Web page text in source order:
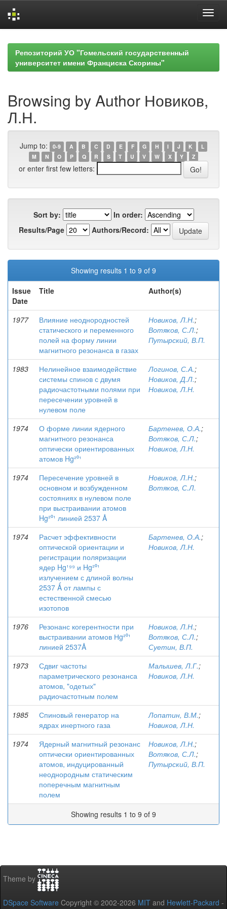
navigationРепозиторий УО "Гомельский государственный
университет имени Франциска Скорины"
Browsing by Author Новиков,
Л.Н.
Jump to: 0-9 A B C D E F G H I J K
L
M
N O P Q R S T U V W X Y Z
or enter first few letters:
Sort by:
In order:
Results/Page
Authors/Record:
Showing results 1 to 9 of 9
Issue
Date
Title Author(s)
1977
Влияние неоднородностей
статического и переменного
полей на форму линии
магнитного резонанса в газах
Новиков, Л.Н.;
Вотяков, С.Л.;
Путырский, В.П.
1983
Нелинейное взаимодействие
системы спинов с двумя
радиочастотными полями при
пересечении уровней в
нулевом поле
Логинов, С.А.;
Новиков, Д.Л.;
Новиков, Л.Н.
1974
О форме линии ядерного
магнитного резонанса
оптически ориентированных
атомов Hg²⁰¹
Бартенев, О.А.;
Вотяков, С.Л.;
Новиков, Л.Н.
1974
Пересечение уровней в
основном и возбужденном
состояниях в нулевом поле
при выстраивании атомов
Hg²⁰¹ линией 2537 Å
Новиков, Л.Н.;
Вотяков, С.Л.
1974
Расчет эффективности
оптической ориентации и
регистрации поляризации
ядер Hg¹⁹⁹ и Hg²⁰¹
излучением с длиной волны
2537 Ǻ от лампы с
естественной смесью
изотопов
Бартенев, О.А.;
Новиков, Л.Н.
1976
Резонанс когерентности при
выстраивании атомов Нg²⁰¹
линией 2537Å
Новиков, Л.Н.;
Вотяков, С.Л.;
Суетин, В.П.
1973
Сдвиг частоты
параметрического резонанса
атомов, "одетых"
радиочастотным полем
Малышев, Л.Г.;
Новиков, Л.Н.
1985
Спиновый генератор на
ядрах инертного газа
Лопатин, В.М.;
Новиков, Л.Н.
1974
Ядерный магнитный резонанс
оптически ориентированных
атомов, индуцированный
неоднородным статическим
поперечным магнитным
полем
Новиков, Л.Н.;
Вотяков, С.Л.;
Путырский, В.П.
Showing results 1 to 9 of 9
Theme by
DSpace Software Copyright © 2002-2026 MIT and Hewlett-Packard -